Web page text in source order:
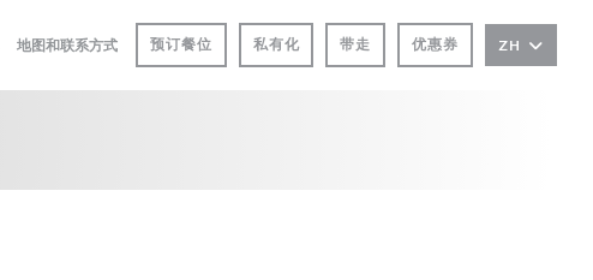
地图和联系方式 预订餐位 私有化 带走 优惠券 ZH